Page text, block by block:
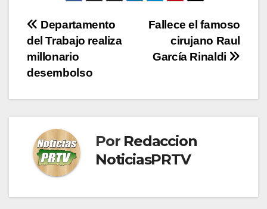
Navegación
de
entradas
Fallece el famoso
cirujano Raul
García Rinaldi
Departamento
del Trabajo realiza
millonario
desembolso
Por Redaccion
NoticiasPRTV